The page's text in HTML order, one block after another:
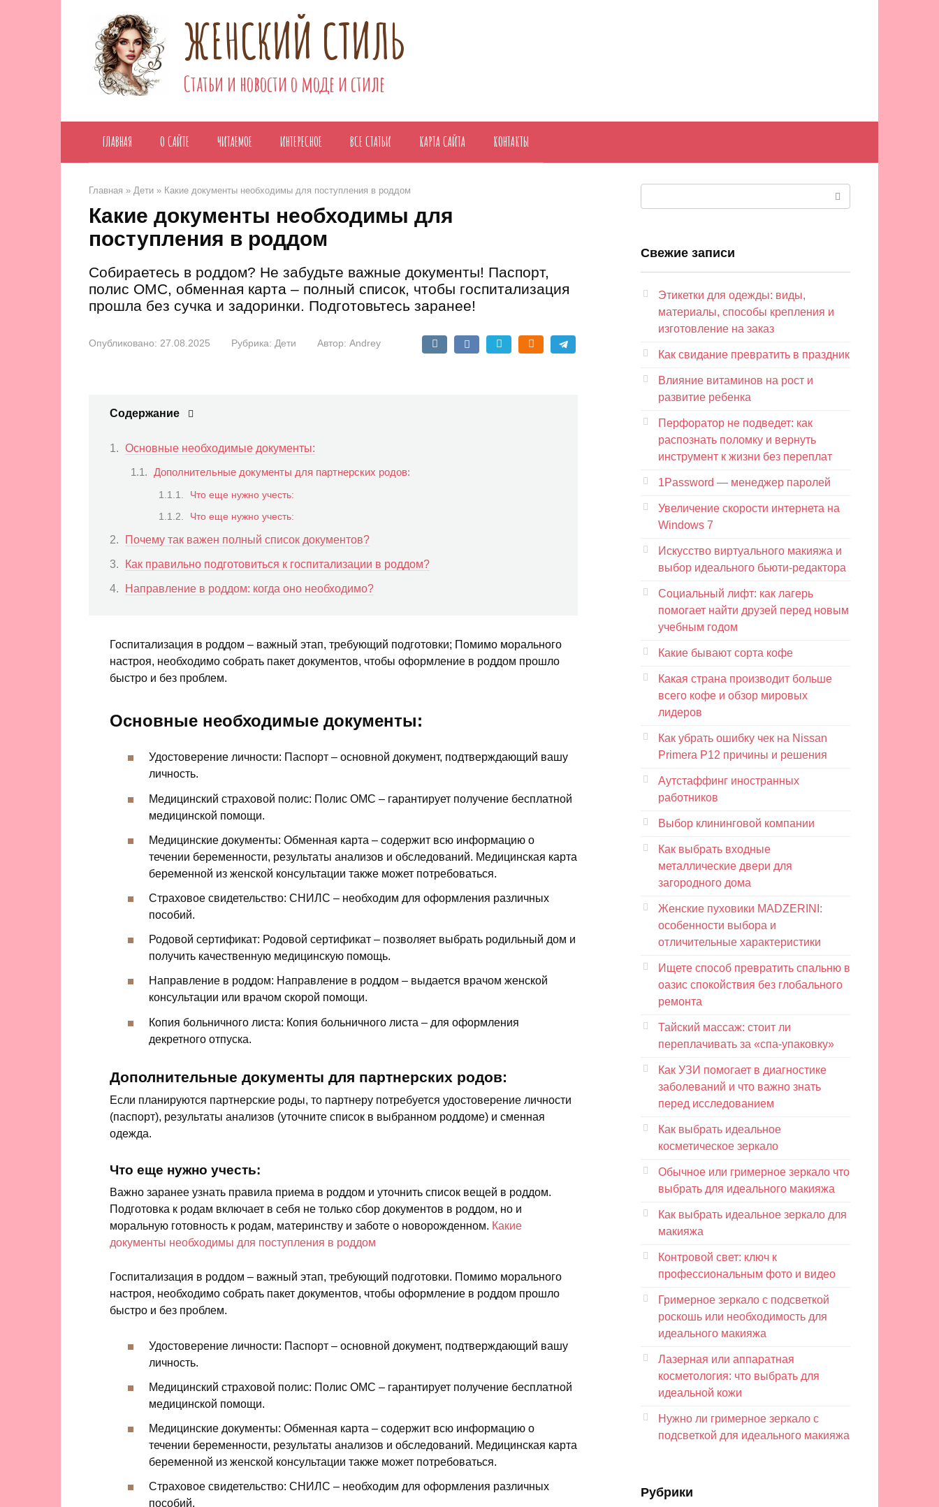
ЖЕНСКИЙ СТИЛЬ
Статьи и новости о моде и стиле
ГЛАВНАЯ О САЙТЕ ЧИТАЕМОЕ ИНТЕРЕСНОЕ ВСЕ СТАТЬИ КАРТА САЙТА КОНТАКТЫ
Главная » Дети » Какие документы необходимы для поступления в роддом
Какие документы необходимы для
поступления в роддом
Собираетесь в роддом? Не забудьте важные документы! Паспорт,
полис ОМС, обменная карта – полный список, чтобы госпитализация
прошла без сучка и задоринки. Подготовьтесь заранее!
Опубликовано: 27.08.2025 Рубрика: Дети Автор: Andrey
Содержание
Основные необходимые документы:
Дополнительные документы для партнерских родов:
Что еще нужно учесть:
Что еще нужно учесть:
Почему так важен полный список документов?
Как правильно подготовиться к госпитализации в роддом?
Направление в роддом: когда оно необходимо?
Госпитализация в роддом – важный этап, требующий подготовки; Помимо морального
настроя, необходимо собрать пакет документов, чтобы оформление в роддом прошло
быстро и без проблем.
Основные необходимые документы:
Удостоверение личности: Паспорт – основной документ, подтверждающий вашу
личность.
Медицинский страховой полис: Полис ОМС – гарантирует получение бесплатной
медицинской помощи.
Медицинские документы: Обменная карта – содержит всю информацию о
течении беременности, результаты анализов и обследований. Медицинская карта
беременной из женской консультации также может потребоваться.
Страховое свидетельство: СНИЛС – необходим для оформления различных
пособий.
Родовой сертификат: Родовой сертификат – позволяет выбрать родильный дом и
получить качественную медицинскую помощь.
Направление в роддом: Направление в роддом – выдается врачом женской
консультации или врачом скорой помощи.
Копия больничного листа: Копия больничного листа – для оформления
декретного отпуска.
Дополнительные документы для партнерских родов:
Если планируются партнерские роды, то партнеру потребуется удостоверение личности
(паспорт), результаты анализов (уточните список в выбранном роддоме) и сменная
одежда.
Что еще нужно учесть:
Важно заранее узнать правила приема в роддом и уточнить список вещей в роддом.
Подготовка к родам включает в себя не только сбор документов в роддом, но и
моральную готовность к родам, материнству и заботе о новорожденном. Какие
документы необходимы для поступления в роддом
Госпитализация в роддом – важный этап, требующий подготовки. Помимо морального
настроя, необходимо собрать пакет документов, чтобы оформление в роддом прошло
быстро и без проблем.
Удостоверение личности: Паспорт – основной документ, подтверждающий вашу
личность.
Медицинский страховой полис: Полис ОМС – гарантирует получение бесплатной
медицинской помощи.
Медицинские документы: Обменная карта – содержит всю информацию о
течении беременности, результаты анализов и обследований. Медицинская карта
беременной из женской консультации также может потребоваться.
Страховое свидетельство: СНИЛС – необходим для оформления различных
пособий.
Свежие записи
Этикетки для одежды: виды,
материалы, способы крепления и
изготовление на заказ
Как свидание превратить в праздник
Влияние витаминов на рост и
развитие ребенка
Перфоратор не подведет: как
распознать поломку и вернуть
инструмент к жизни без переплат
1Password — менеджер паролей
Увеличение скорости интернета на
Windows 7
Искусство виртуального макияжа и
выбор идеального бьюти-редактора
Социальный лифт: как лагерь
помогает найти друзей перед новым
учебным годом
Какие бывают сорта кофе
Какая страна производит больше
всего кофе и обзор мировых
лидеров
Как убрать ошибку чек на Nissan
Primera P12 причины и решения
Аутстаффинг иностранных
работников
Выбор клининговой компании
Как выбрать входные
металлические двери для
загородного дома
Женские пуховики MADZERINI:
особенности выбора и
отличительные характеристики
Ищете способ превратить спальню в
оазис спокойствия без глобального
ремонта
Тайский массаж: стоит ли
переплачивать за «спа-упаковку»
Как УЗИ помогает в диагностике
заболеваний и что важно знать
перед исследованием
Как выбрать идеальное
косметическое зеркало
Обычное или гримерное зеркало что
выбрать для идеального макияжа
Как выбрать идеальное зеркало для
макияжа
Контровой свет: ключ к
профессиональным фото и видео
Гримерное зеркало с подсветкой
роскошь или необходимость для
идеального макияжа
Лазерная или аппаратная
косметология: что выбрать для
идеальной кожи
Нужно ли гримерное зеркало с
подсветкой для идеального макияжа
Рубрики